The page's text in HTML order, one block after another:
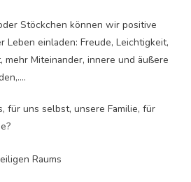
Stöckchen können wir positive
Leben einladen: Freude, Leichtigkeit,
mehr Miteinander, innere und äußere
für uns selbst, unsere Familie, für
Raums